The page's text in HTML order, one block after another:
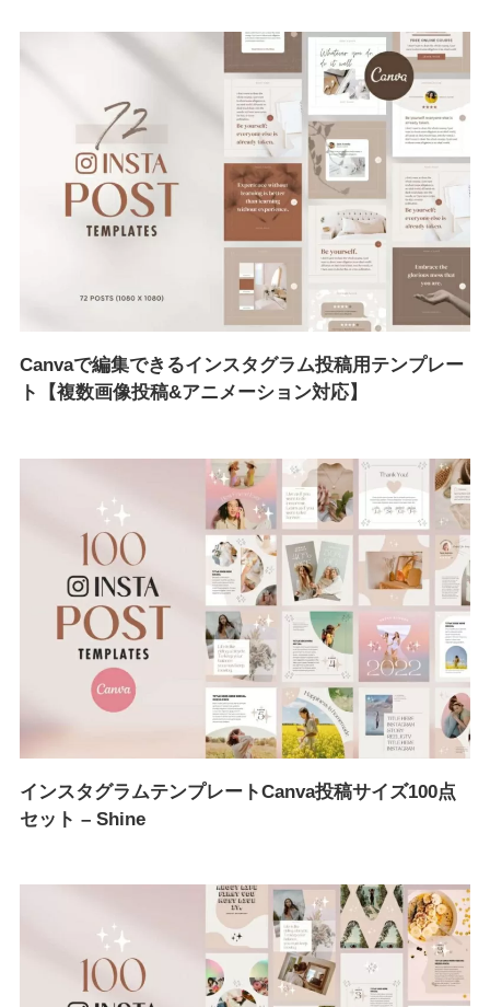
Canvaで編集できるインスタグラム投稿用テンプレー
ト【複数画像投稿&アニメーション対応】
インスタグラムテンプレートCanva投稿サイズ100点
セット – Shine